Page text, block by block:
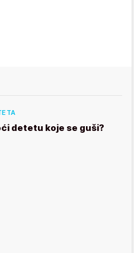
detetu koje se guši?